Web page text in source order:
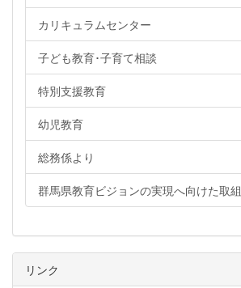
カリキュラムセンター
子ども教育･子育て相談
特別支援教育
幼児教育
総務係より
群馬県教育ビジョンの実現へ向けた取組
リンク